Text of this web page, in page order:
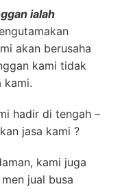
ialah
akan berusaha
kami tidak
kami.
hadir di tengah –
jasa kami ?
kami juga
men jual busa